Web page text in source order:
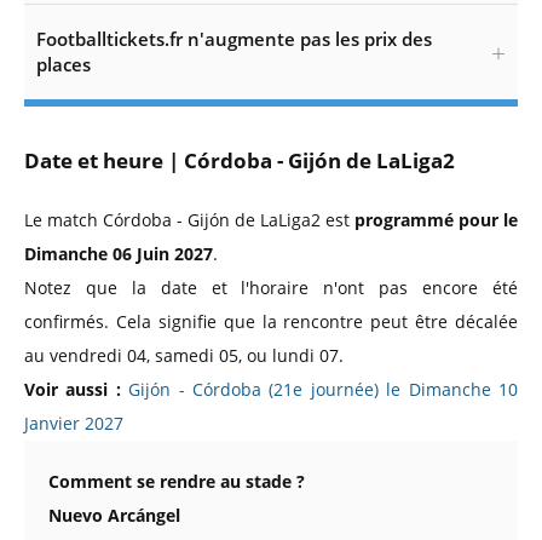
Footballtickets.fr n'augmente pas les prix des
places
Date et heure | Córdoba - Gijón de LaLiga2
Le match Córdoba - Gijón de LaLiga2 est programmé pour le
Dimanche 06 Juin 2027.
Notez que la date et l'horaire n'ont pas encore été
confirmés. Cela signifie que la rencontre peut être décalée
au vendredi 04, samedi 05, ou lundi 07.
Voir aussi : Gijón - Córdoba (21e journée) le Dimanche 10
Janvier 2027
Comment se rendre au stade ?
Nuevo Arcángel